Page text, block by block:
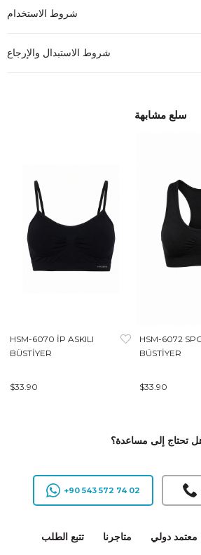
شروط الاستخدام
شروط الاستبدال والإرجاع
سلع مشابهة
HSM-6070 İP ASKILI
BÜSTİYER
$33.90
HSM-6072
BÜSTİYER
$33.90
تحتاج إلى مساعدة؟
+90 543 572 74 02
تتبع الطلب متاجرنا معتمد دولي